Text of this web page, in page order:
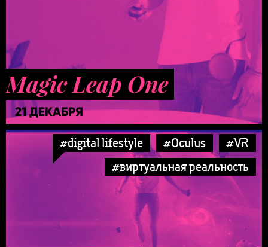
Magic Leap One
21 ДЕКАБРЯ
#digital lifestyle #Oculus
#VR
#виртуальная реальность